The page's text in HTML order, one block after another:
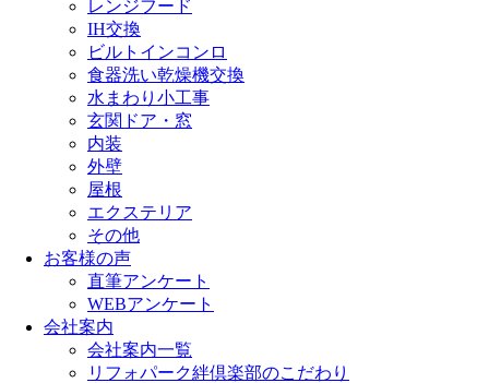
レンジフード
IH交換
ビルトインコンロ
食器洗い乾燥機交換
水まわり小工事
玄関ドア・窓
内装
外壁
屋根
エクステリア
その他
お客様の声
直筆アンケート
WEBアンケート
会社案内
会社案内一覧
リフォパーク絆倶楽部のこだわり